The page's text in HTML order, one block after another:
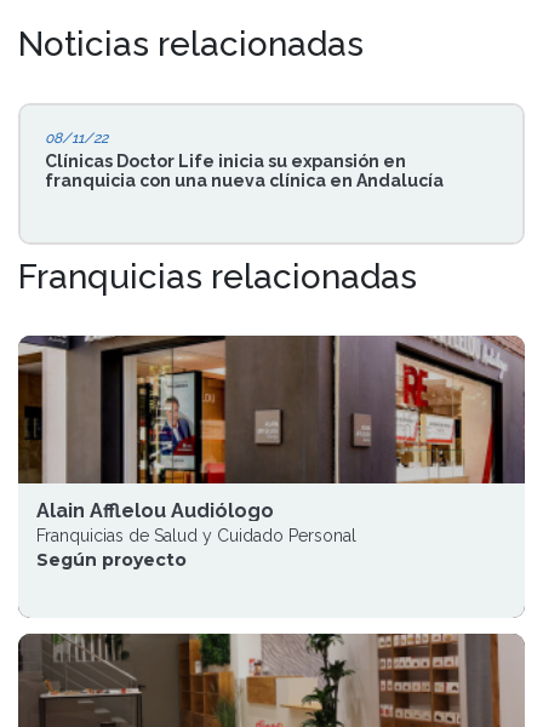
Noticias relacionadas
08/11/22
Clínicas Doctor Life inicia su expansión en
franquicia con una nueva clínica en Andalucía
Franquicias relacionadas
Alain Afflelou Audiólogo
Franquicias de Salud y Cuidado Personal
Según proyecto